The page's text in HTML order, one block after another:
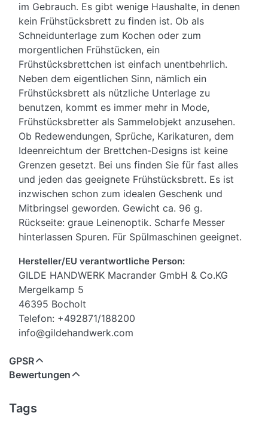
im Gebrauch. Es gibt wenige Haushalte, in denen
kein Frühstücksbrett zu finden ist. Ob als
Schneidunterlage zum Kochen oder zum
morgentlichen Frühstücken, ein
Frühstücksbrettchen ist einfach unentbehrlich.
Neben dem eigentlichen Sinn, nämlich ein
Frühstücksbrett als nützliche Unterlage zu
benutzen, kommt es immer mehr in Mode,
Frühstücksbretter als Sammelobjekt anzusehen.
Ob Redewendungen, Sprüche, Karikaturen, dem
Ideenreichtum der Brettchen-Designs ist keine
Grenzen gesetzt. Bei uns finden Sie für fast alles
und jeden das geeignete Frühstücksbrett. Es ist
inzwischen schon zum idealen Geschenk und
Mitbringsel geworden. Gewicht ca. 96 g.
Rückseite: graue Leinenoptik. Scharfe Messer
hinterlassen Spuren. Für Spülmaschinen geeignet.
Hersteller/EU verantwortliche Person:
GILDE HANDWERK Macrander GmbH & Co.KG
Mergelkamp 5
46395 Bocholt
Telefon: +492871/188200
info@gildehandwerk.com
GPSR
Bewertungen
Tags